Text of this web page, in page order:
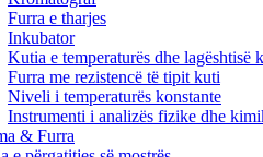
Furra e tharjes
Inkubator
Kutia e temperaturës dhe lagështisë
Furra me rezistencë të tipit kuti
Niveli i temperaturës konstante
Instrumenti i analizës fizike dhe
& Furra